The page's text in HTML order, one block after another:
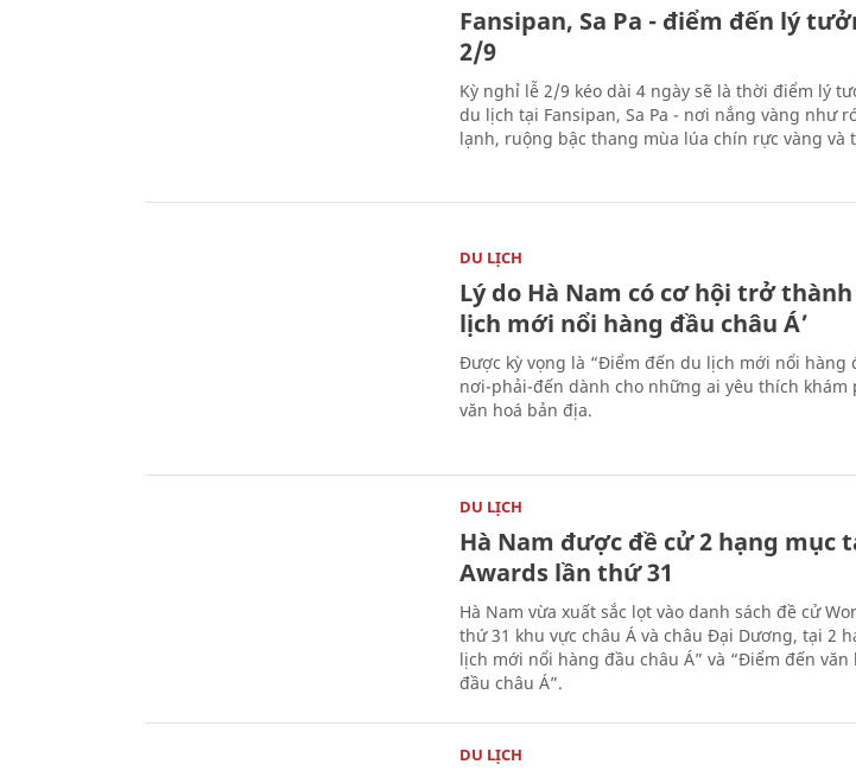
Fansipan, Sa Pa - điểm đến lý
2/9
Kỳ nghỉ lễ 2/9 kéo dài 4 ngày sẽ là thời điểm lý
du lịch tại Fansipan, Sa Pa - nơi nắng vàng như
lạnh, ruộng bậc thang mùa lúa chín rực vàng và
DU LỊCH
Lý do Hà Nam có cơ hội trở
lịch mới nổi hàng đầu châu Á’
Được kỳ vọng là “Điểm đến du lịch mới nổi hàng
nơi-phải-đến dành cho những ai yêu thích khám
văn hoá bản địa.
DU LỊCH
Hà Nam được đề cử 2 hạng mục
Awards lần thứ 31
Hà Nam vừa xuất sắc lọt vào danh sách đề cử
thứ 31 khu vực châu Á và châu Đại Dương, tại 2
lịch mới nổi hàng đầu châu Á” và “Điểm đến
đầu châu Á”.
DU LỊCH